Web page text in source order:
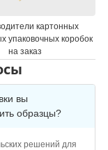
вы
образцы?
решений для